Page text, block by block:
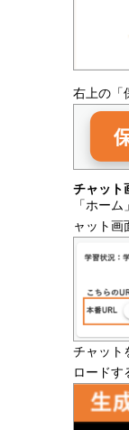
右上の「
チャット
「ホー
ャット画
チャット
ロードす